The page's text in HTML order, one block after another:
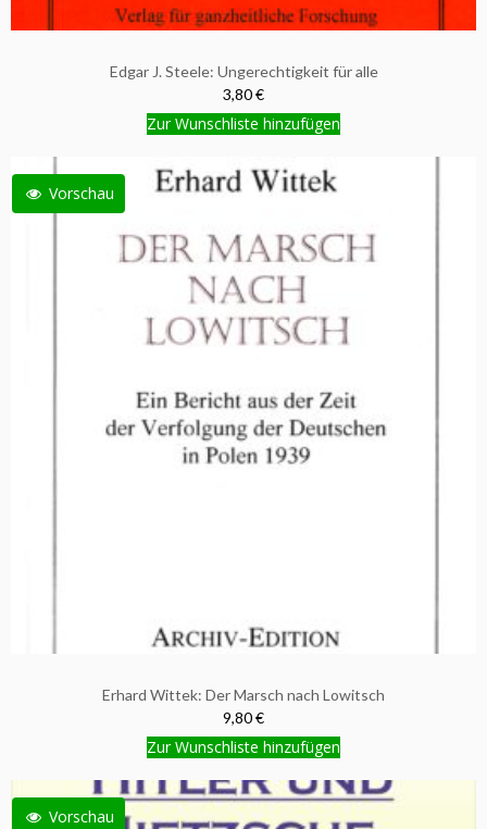
Edgar J. Steele: Ungerechtigkeit für alle
3,80 €
Zur Wunschliste hinzufügen
Vorschau
Erhard Wittek: Der Marsch nach Lowitsch
9,80 €
Zur Wunschliste hinzufügen
Vorschau